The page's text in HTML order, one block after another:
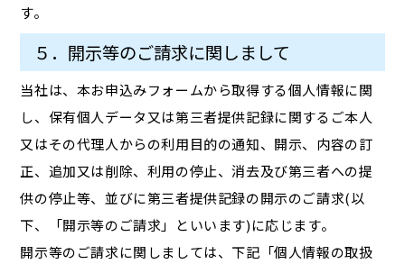
す。
５．開示等のご請求に関しまして
当社は、本お申込みフォームから取得する個人情報に関
し、保有個人データ又は第三者提供記録に関するご本人
又はその代理人からの利用目的の通知、開示、内容の訂
正、追加又は削除、利用の停止、消去及び第三者への提
供の停止等、並びに第三者提供記録の開示のご請求(以
下、「開示等のご請求」といいます)に応じます。
開示等のご請求に関しましては、下記「個人情報の取扱